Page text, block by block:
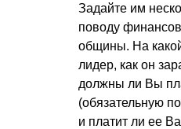
Задайте им
поводу
общины. На
лидер, как он
должны ли Вы
(обязательную
и платит ли ее